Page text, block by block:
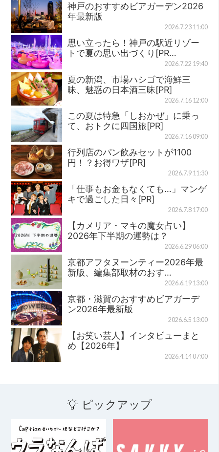
神戸のおすすめビアガーデン2026
年最新版
2026.7.23 11:00
思い立ったら！神戸の駅近リゾー
トで夏の思い出づくり[PR…
2026.7.22 19:40
夏の新潟、市場ハシゴで海鮮三
昧、魅惑の日本酒三昧[PR]
2026.7.16 12:00
この夏は特急「しおかぜ」に乗っ
て、おトクに四国旅[PR]
2026.7.16 09:00
行列店のパン飲みセットが1100
円！？お得ワザ[PR]
2026.7.9 11:30
「仕事もお金もなくても…」マンゲ
キで過ごした日々[PR]
2026.7.8 17:00
【カメリア・マキの魔女占い】
2026年下半期の運勢は？
2026.6.29 06:00
京都アフタヌーンティー2026年最
新版、編集部取材のおす…
2026.6.19 13:00
京都・滋賀のおすすめビアガーデ
ン2026年最新版
2026.6.5 13:00
【お笑い芸人】インタビューまと
め【2026年】
2026.4.14 07:00
ピックアップ